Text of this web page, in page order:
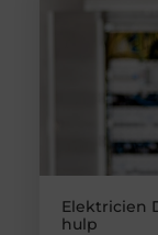
Elektricien
hulp